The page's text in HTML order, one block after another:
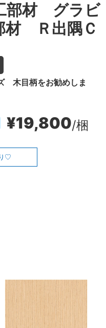
部材 グラビ
材 Ｒ出隅Ｃ
木目柄をお勧めしま
¥19,800/梱